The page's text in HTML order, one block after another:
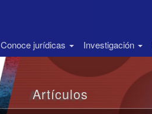
Conoce jurídicas Investigación
Artículos